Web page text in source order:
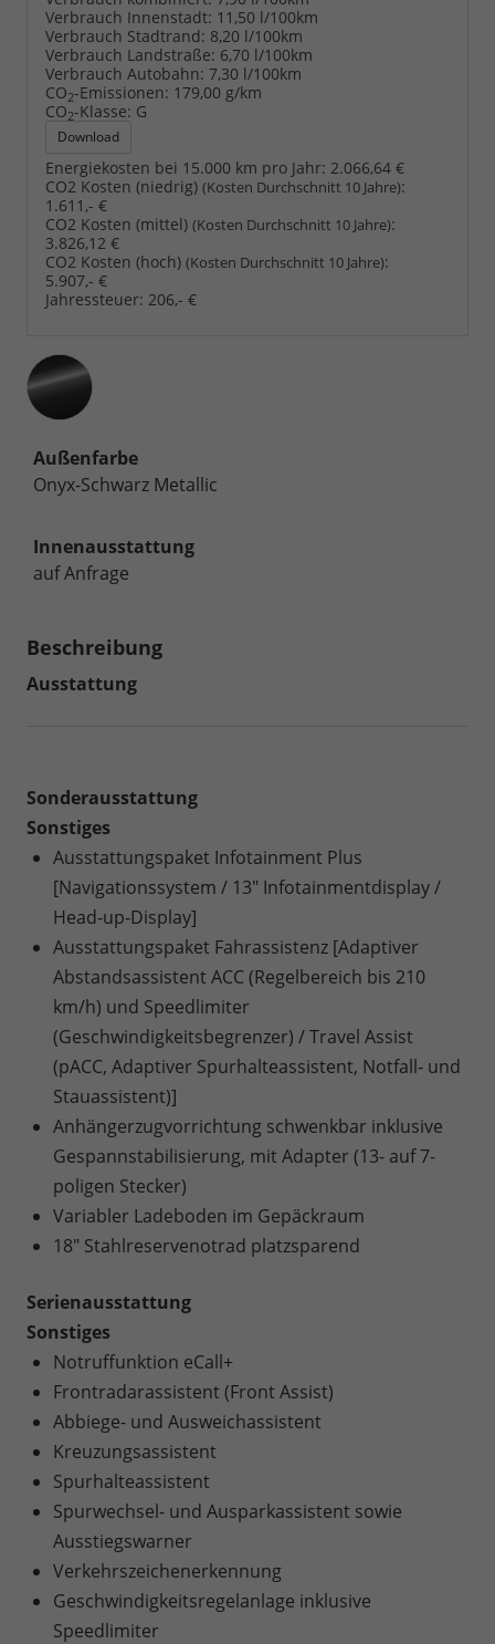
Verbrauch Innenstadt: 11,50 l/100km
Verbrauch Stadtrand: 8,20 l/100km
Verbrauch Landstraße: 6,70 l/100km
Verbrauch Autobahn: 7,30 l/100km
CO2-Emissionen: 179,00 g/km
CO2-Klasse: G
Download
Energiekosten bei 15.000 km pro Jahr: 2.066,64 €
CO2 Kosten (niedrig) (Kosten Durchschnitt 10 Jahre):
1.611,- €
CO2 Kosten (mittel) (Kosten Durchschnitt 10 Jahre):
3.826,12 €
CO2 Kosten (hoch) (Kosten Durchschnitt 10 Jahre):
5.907,- €
Jahressteuer: 206,- €
Außenfarbe
Onyx-Schwarz Metallic
Innenausstattung
auf Anfrage
Beschreibung
Ausstattung
Sonderausstattung
Sonstiges
Ausstattungspaket Infotainment Plus
[Navigationssystem / 13" Infotainmentdisplay /
Head-up-Display]
Ausstattungspaket Fahrassistenz [Adaptiver
Abstandsassistent ACC (Regelbereich bis 210
km/h) und Speedlimiter
(Geschwindigkeitsbegrenzer) / Travel Assist
(pACC, Adaptiver Spurhalteassistent, Notfall- und
Stauassistent)]
Anhängerzugvorrichtung schwenkbar inklusive
Gespannstabilisierung, mit Adapter (13- auf 7-
poligen Stecker)
Variabler Ladeboden im Gepäckraum
18" Stahlreservenotrad platzsparend
Serienausstattung
Sonstiges
Notruffunktion eCall+
Frontradarassistent (Front Assist)
Abbiege- und Ausweichassistent
Kreuzungsassistent
Spurhalteassistent
Spurwechsel- und Ausparkassistent sowie
Ausstiegswarner
Verkehrszeichenerkennung
Geschwindigkeitsregelanlage inklusive
Speedlimiter